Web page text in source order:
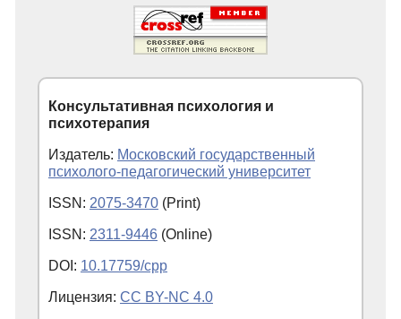
Консультативная психология и
психотерапия
Издатель: Московский государственный
психолого-педагогический университет
ISSN: 2075-3470 (Print)
ISSN: 2311-9446 (Online)
DOI: 10.17759/cpp
Лицензия: CC BY-NC 4.0